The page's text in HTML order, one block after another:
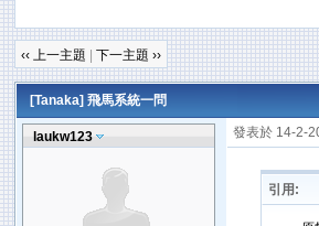
‹‹ 上一主題 |下一主題 ››
[Tanaka] 飛馬系統一問
laukw123 發表於 14-2-
引用: